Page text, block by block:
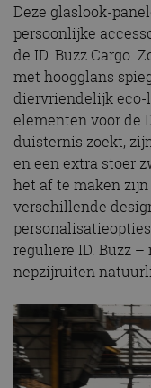
Deze glaslook-
persoonlijke
de ID. Buzz Cargo.
met hoogglans
diervriendelijk eco-
elementen voor de
duisternis zoekt,
en een extra stoer
het af te maken
verschillende
reguliere ID. Buzz
nepzijruiten